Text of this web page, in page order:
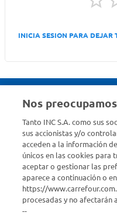
INICIA SESION PARA DEJAR
Estamos para ayudarte
¿Tenés una consulta?
Descubrí Carrefour
Nos
Tanto INC S.A. como sus
sus accionistas y/o
acceden a la información
únicos en las cookies para
aceptar o gestionar las
aparece a continuación o
https://
procesadas y no afectarán
--